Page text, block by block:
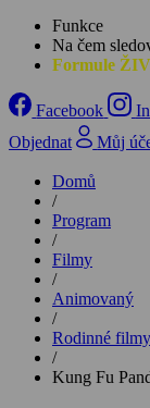
Funkce
Na čem
Formule
Facebook
Objednat
Můj
Domů
/
Program
/
Filmy
/
Animovaný
/
Rodinné filmy
/
Kung Fu